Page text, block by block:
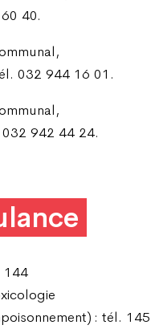
40.
032 944 16 01.
942 44 24.
144
: tél. 145